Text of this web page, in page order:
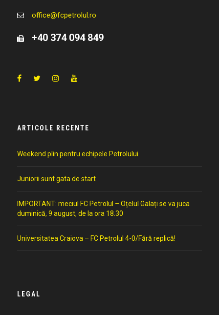
office@fcpetrolul.ro
+40 374 094 849
ARTICOLE RECENTE
Weekend plin pentru echipele Petrolului
Juniorii sunt gata de start
IMPORTANT: meciul FC Petrolul – Oțelul Galați se va juca
duminică, 9 august, de la ora 18.30
Universitatea Craiova – FC Petrolul 4-0/Fără replică!
LEGAL